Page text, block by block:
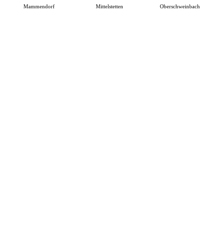
Mammendorf Mittelstetten Oberschweinbach